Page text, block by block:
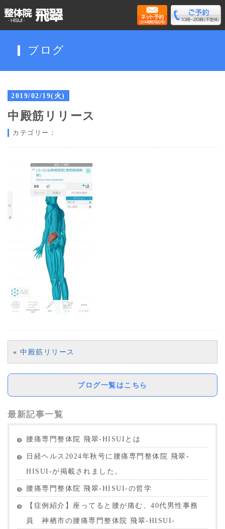
ブログ
2019/02/19(火)
中殿筋リリース
カテゴリー：
« 中殿筋リリース
ブログ一覧はこちら
最新記事一覧
腰痛専門整体院 飛翠-HISUIとは
日経ヘルス2024年秋号に腰痛専門整体院 飛翠-
HISUI-が掲載されました。
腰痛専門整体院 飛翠-HISUI-の哲学
【症例紹介】座ってると腰が痛む、40代男性事務
員 神栖市の腰痛専門整体院 飛翠-HISUI-